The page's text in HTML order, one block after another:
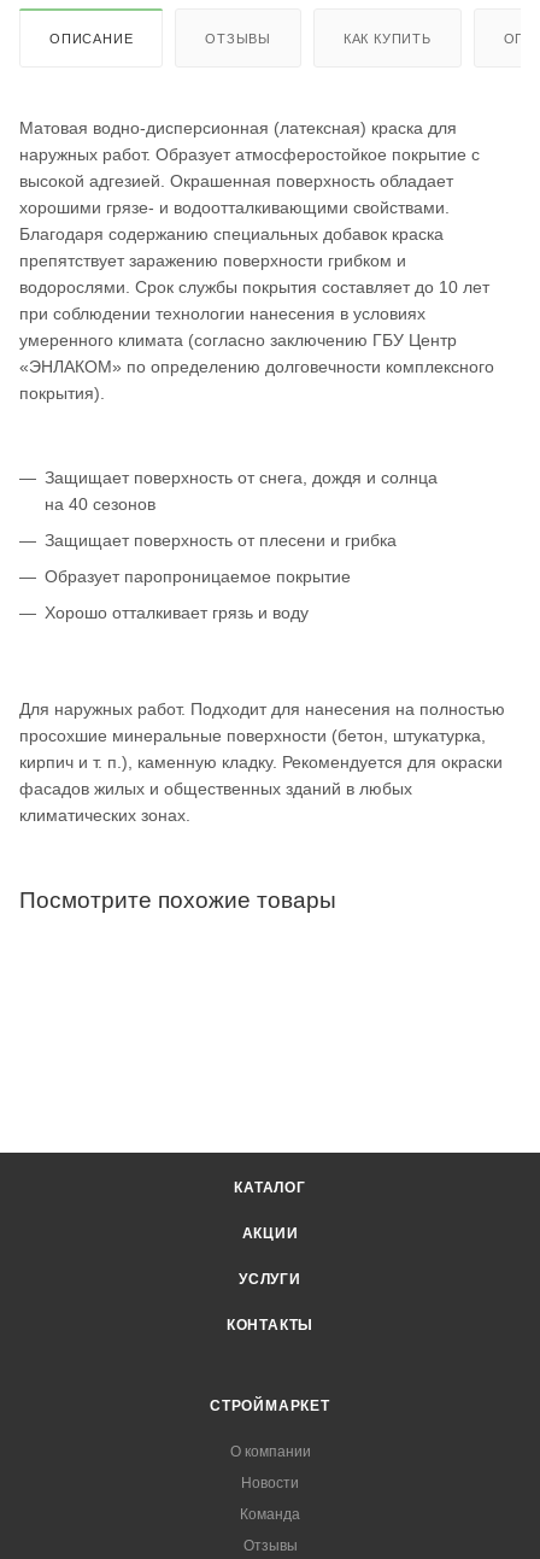
ОПИСАНИЕ ОТЗЫВЫ КАК КУПИТЬ
Матовая водно-дисперсионная (латексная) краска для
наружных работ. Образует атмосферостойкое покрытие с
высокой адгезией. Окрашенная поверхность обладает
хорошими грязе- и водоотталкивающими свойствами.
Благодаря содержанию специальных добавок краска
препятствует заражению поверхности грибком и
водорослями. Срок службы покрытия составляет до 10 лет
при соблюдении технологии нанесения в условиях
умеренного климата (согласно заключению ГБУ Центр
«ЭНЛАКОМ» по определению долговечности комплексного
покрытия).
Защищает поверхность от снега, дождя и солнца
на 40 сезонов
Защищает поверхность от плесени и грибка
Образует паропроницаемое покрытие
Хорошо отталкивает грязь и воду
Для наружных работ. Подходит для нанесения на полностью
просохшие минеральные поверхности (бетон, штукатурка,
кирпич и т. п.), каменную кладку. Рекомендуется для окраски
фасадов жилых и общественных зданий в любых
климатических зонах.
Посмотрите похожие товары
КАТАЛОГ
АКЦИИ
УСЛУГИ
КОНТАКТЫ
СТРОЙМАРКЕТ
О компании
Новости
Команда
Отзывы